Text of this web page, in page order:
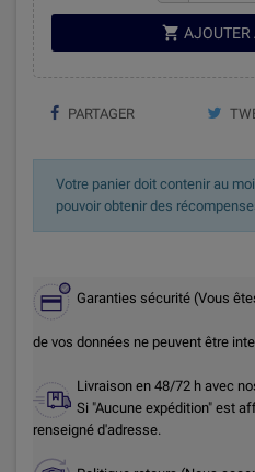
 AJOUTER
PARTAGER
Votre panier doit contenir au
pouvoir obtenir des
Garanties sécurité (Vous
de vos données ne peuvent être
Livraison en 48/72 h avec
Si "Aucune expédition" est
renseigné d'adresse.